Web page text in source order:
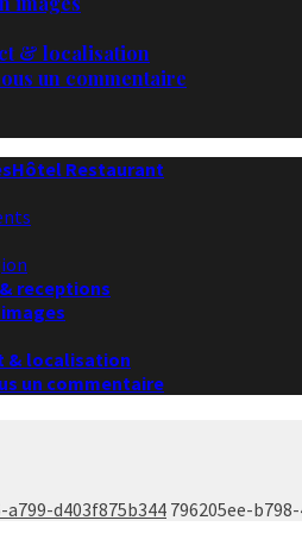
& localisation
un commentaire
Hôtel Restaurant
receptions
& localisation
un commentaire
a799-d403f875b344 796205ee-